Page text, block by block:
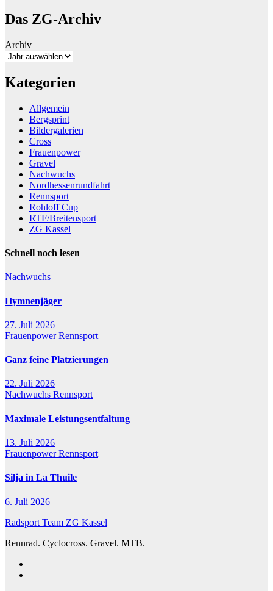
Das ZG-Archiv
Archiv
Kategorien
Allgemein
Bergsprint
Bildergalerien
Cross
Frauenpower
Gravel
Nachwuchs
Nordhessenrundfahrt
Rennsport
Rohloff Cup
RTF/Breitensport
ZG Kassel
Schnell noch lesen
Nachwuchs
Hymnenjäger
27. Juli 2026
FrauenpowerRennsport
Ganz feine Platzierungen
22. Juli 2026
Nachwuchs Rennsport
Maximale Leistungsentfaltung
13. Juli 2026
FrauenpowerRennsport
Silja in La Thuile
6. Juli 2026
Radsport Team ZG Kassel
Rennrad. Cyclocross. Gravel. MTB.